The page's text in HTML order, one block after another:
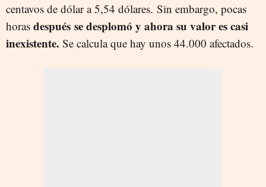
centavos de dólar a 5,54 dólares. Sin embargo, pocas
horas después se desplomó y ahora su valor es casi
inexistente. Se calcula que hay unos 44.000 afectados.